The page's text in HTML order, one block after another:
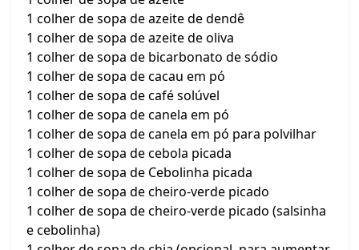
1 colher de sopa de azeite de dendê
1 colher de sopa de azeite de oliva
1 colher de sopa de bicarbonato de sódio
1 colher de sopa de cacau em pó
1 colher de sopa de café solúvel
1 colher de sopa de canela em pó
1 colher de sopa de canela em pó para polvilhar
1 colher de sopa de cebola picada
1 colher de sopa de Cebolinha picada
1 colher de sopa de cheiro-verde picado
1 colher de sopa de cheiro-verde picado (salsinha
e cebolinha)